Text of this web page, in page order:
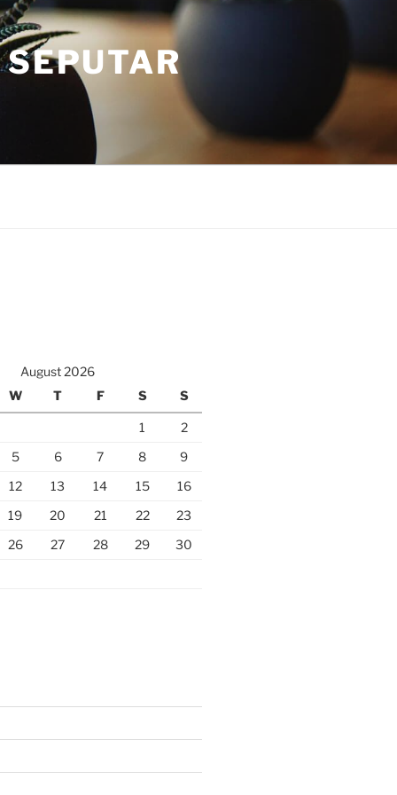
August 2026
W T F S S
1
2
5 6 7 8
9
12 13 14 15
16
19 20 21 22
23
26 27 28 29
30